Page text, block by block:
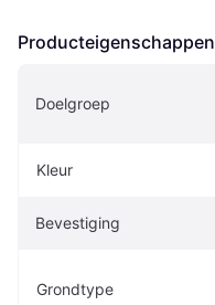
Producteigenschappen
Doelgroep
Kleur
Bevestiging
Grondtype